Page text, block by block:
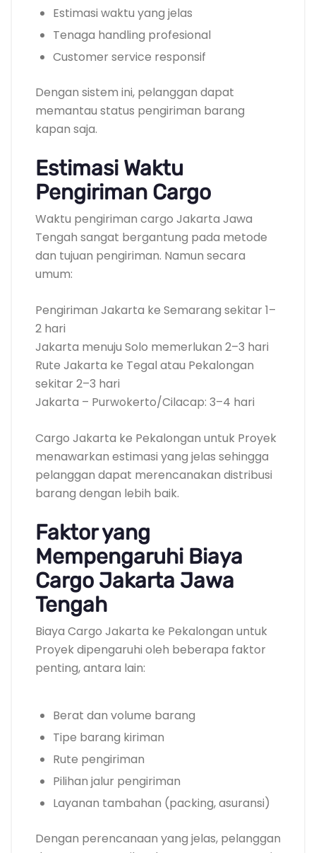
Estimasi waktu yang jelas
Tenaga handling profesional
Customer service responsif
Dengan sistem ini, pelanggan dapat
memantau status pengiriman barang
kapan saja.
Estimasi Waktu
Pengiriman Cargo
Waktu pengiriman cargo Jakarta Jawa
Tengah sangat bergantung pada metode
dan tujuan pengiriman. Namun secara
umum:
Pengiriman Jakarta ke Semarang sekitar 1–
2 hari
Jakarta menuju Solo memerlukan 2–3 hari
Rute Jakarta ke Tegal atau Pekalongan
sekitar 2–3 hari
Jakarta – Purwokerto/Cilacap: 3–4 hari
Cargo Jakarta ke Pekalongan untuk Proyek
menawarkan estimasi yang jelas sehingga
pelanggan dapat merencanakan distribusi
barang dengan lebih baik.
Faktor yang
Mempengaruhi Biaya
Cargo Jakarta Jawa
Tengah
Biaya Cargo Jakarta ke Pekalongan untuk
Proyek dipengaruhi oleh beberapa faktor
penting, antara lain:
Berat dan volume barang
Tipe barang kiriman
Rute pengiriman
Pilihan jalur pengiriman
Layanan tambahan (packing, asuransi)
Dengan perencanaan yang jelas, pelanggan